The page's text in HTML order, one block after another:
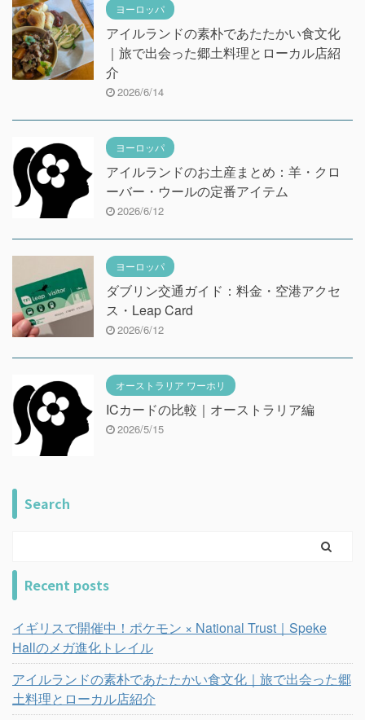
ヨーロッパ
アイルランドの素朴であたたかい食文化
｜旅で出会った郷土料理とローカル店紹
介
2026/6/14
ヨーロッパ
アイルランドのお土産まとめ：羊・クロ
ーバー・ウールの定番アイテム
2026/6/12
ヨーロッパ
ダブリン交通ガイド：料金・空港アクセ
ス・Leap Card
2026/6/12
オーストラリア ワーホリ
ICカードの比較｜オーストラリア編
2026/5/15
Search
Recent posts
イギリスで開催中！ポケモン × National Trust｜Speke
Hallのメガ進化トレイル
アイルランドの素朴であたたかい食文化｜旅で出会った郷
土料理とローカル店紹介